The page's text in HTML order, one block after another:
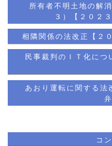
所有者不明土地の解
３）【２０２
相隣関係の法改正【２
民事裁判のＩＴ化につ
あおり運転に関する法
コ